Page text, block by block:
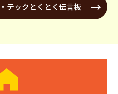
テックとくとく伝言板